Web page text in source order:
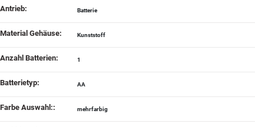
Antrieb‍: Batterie
Material Gehäuse‍: Kunststoff
Anzahl Batterien‍: 1
Batterietyp‍: AA
Farbe Auswahl:‍: mehrfarbig